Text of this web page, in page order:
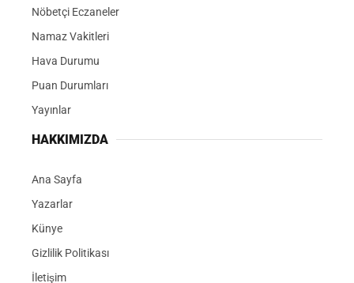
Nöbetçi Eczaneler
Namaz Vakitleri
Hava Durumu
Puan Durumları
Yayınlar
HAKKIMIZDA
Ana Sayfa
Yazarlar
Künye
Gizlilik Politikası
İletişim